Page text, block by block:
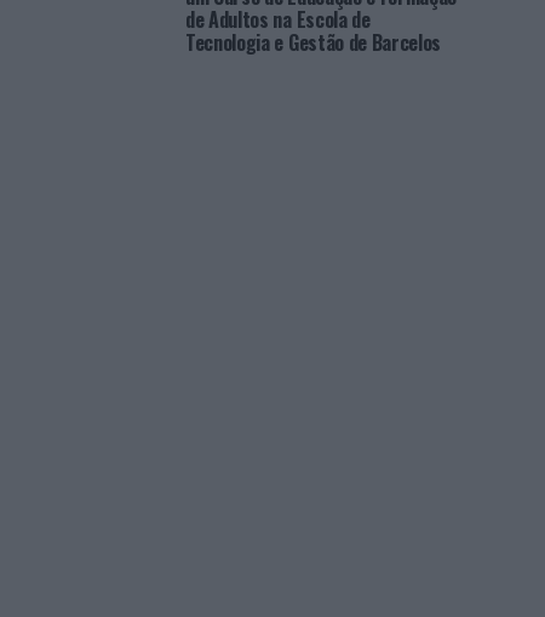
de Adultos na Escola de
Tecnologia e Gestão de Barcelos